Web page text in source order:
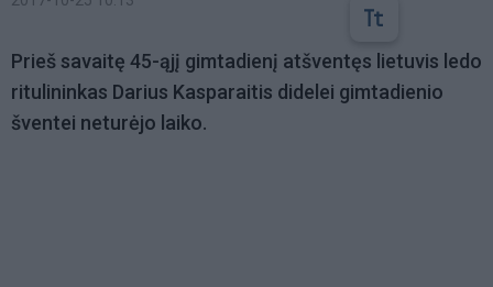
Prieš savaitę 45-ąjį gimtadienį atšventęs lietuvis ledo
ritulininkas Darius Kasparaitis didelei gimtadienio
šventei neturėjo laiko.